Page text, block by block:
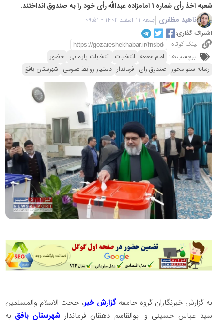
شعبه اخذ رأی شماره 1 امامزاده عبدالله رأی خود را به صندوق انداختند.
ناهید مظفری جمعه 11 اسفند 1402 - 09:51
اشتراک گذاری:
لینک کوتاه
برچسب‌ها: امام جمعه انتخابات انتخابات پارلمانی حضور
رسانه سئو محور صندوق رای فرماندار دستیار روابط عمومی شهرستان بافق
به گزارش خبرنگاران گروه جامعهگزارش خبر، حجت الاسلام والمسلمین
سید عباس حسینی و ابوالقاسم دهقان فرماندار شهرستان بافق به